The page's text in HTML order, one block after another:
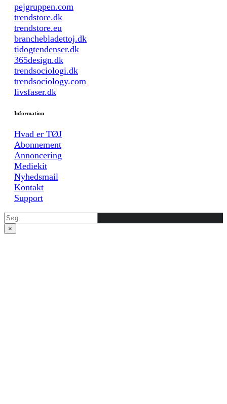
pejgruppen.com
trendstore.dk
trendstore.eu
branchebladettoj.dk
tidogtendenser.dk
365design.dk
trendsociologi.dk
trendsociology.com
livsfaser.dk
Information
Hvad er TØJ
Abonnement
Annoncering
Mediekit
Nyhedsmail
Kontakt
Support
×